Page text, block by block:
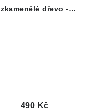
zkamenělé dřevo -
490 Kč